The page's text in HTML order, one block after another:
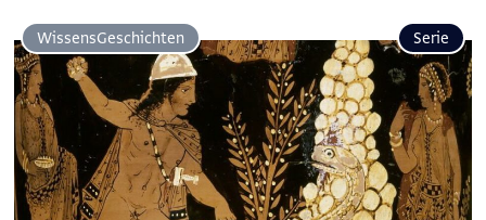
Wissens­Geschichten Serie